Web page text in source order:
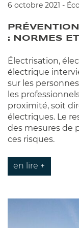
6 octobre 2021 -
: NORMES
Électrisation,
électrique
sur les
les
proximité, soit
électriques. Le
des mesures de
ces risques.
en lire +